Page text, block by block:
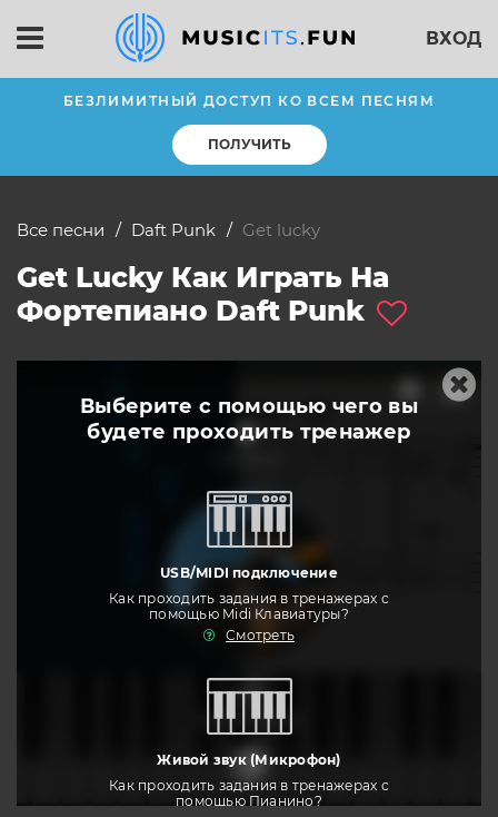
ВХОД
БЕЗЛИМИТНЫЙ ДОСТУП КО ВСЕМ ПЕСНЯМ
ПОЛУЧИТЬ
Все песни Daft Punk get lucky
Get Lucky Как Играть На
Фортепиано Daft Punk
Выберите с помощью чего вы
будете проходить тренажер
USB/MIDI подключение
Как проходить задания в тренажерах с
помощью Midi Клавиатуры?
Смотреть
Живой звук (Микрофон)
Как проходить задания в тренажерах с
помощью Пианино?
тренировать